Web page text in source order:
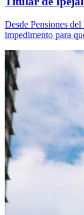
Desde Pensiones
impedimento para